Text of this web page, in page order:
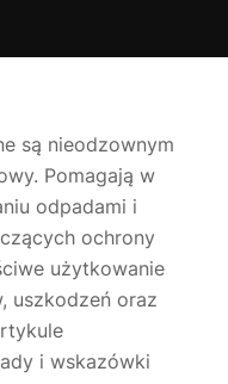
są nieodzownym
Pomagają w
odpadami i
ochrony
użytkowanie
uszkodzeń oraz
i wskazówki